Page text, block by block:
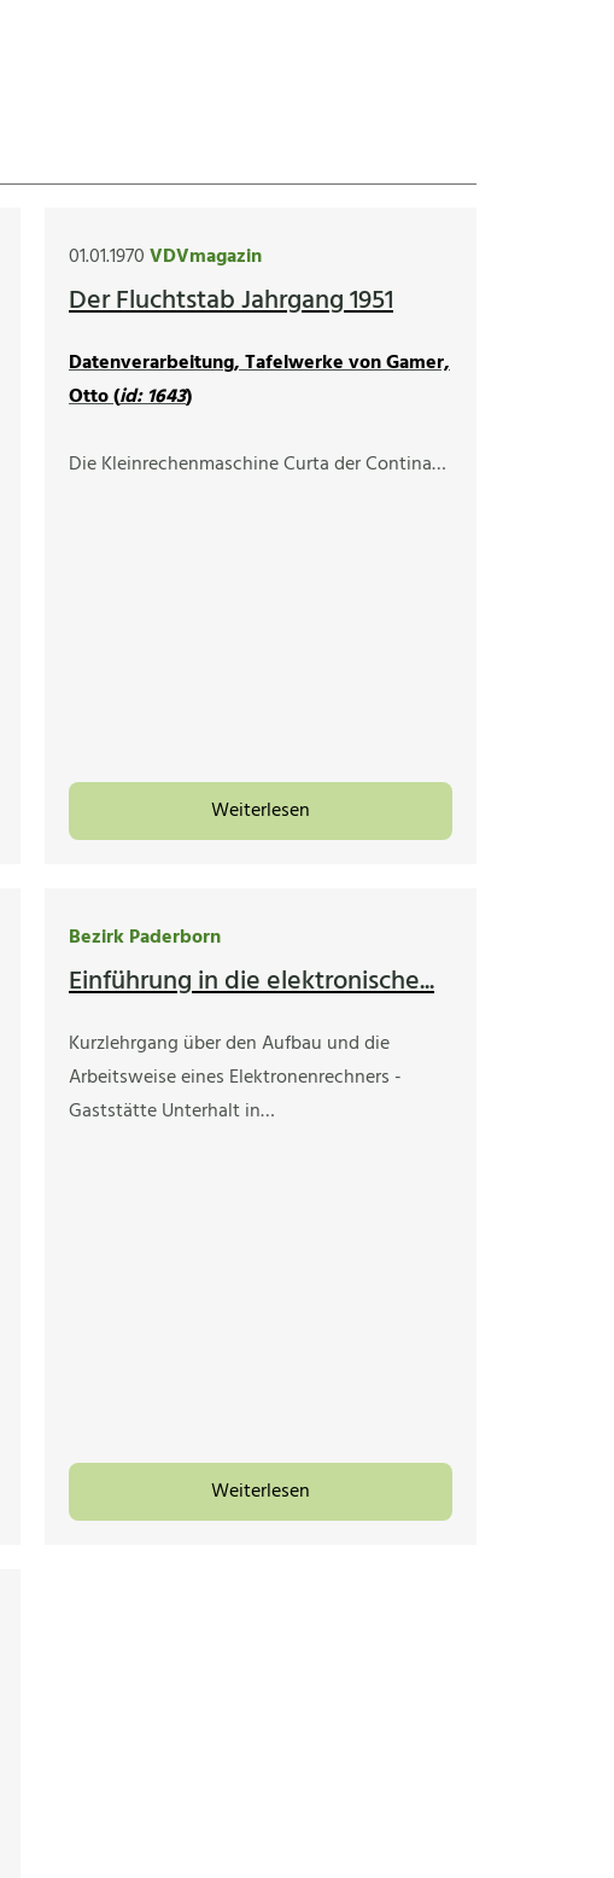
01.01.1970VDVmagazin
Der Fluchtstab Jahrgang 1951
Datenverarbeitung, Tafelwerke von Gamer,
Otto (id: 1643)
Die Kleinrechenmaschine Curta der Contina…
Weiterlesen
Bezirk Paderborn
Einführung in die elektronische...
Kurzlehrgang über den Aufbau und die
Arbeitsweise eines Elektronenrechners -
Gaststätte Unterhalt in…
Weiterlesen